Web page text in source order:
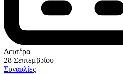
Δευτέρα
28 Σεπτεμβρίου
Συναυλίες